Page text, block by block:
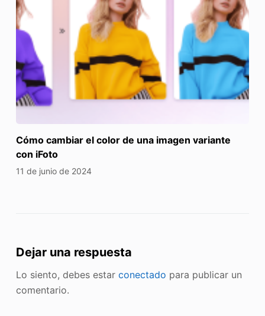
Cómo cambiar el color de una imagen variante
con iFoto
11 de junio de 2024
Dejar una respuesta
Lo siento, debes estar conectado para publicar un
comentario.